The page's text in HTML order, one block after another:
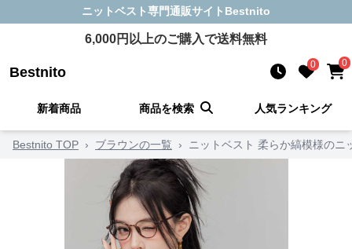
ニットベスト専門通販サイト Bestnito
6,000円以上のご購入で送料無料
Bestnito 0 0
新着商品 商品を検索 人気ランキング
Bestnito TOP › ブラウンの一覧 › ニットベスト 柔らか縞模様のニ